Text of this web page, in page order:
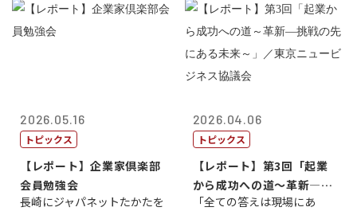
2026.05.16
トピックス
【レポート】企業家倶楽部
会員勉強会
長崎にジャパネットたかたを
2026.04.06
トピックス
【レポート】第3回「起業
から成功への道～革新―挑
戦の先にある...
「全ての答えは現場にあ